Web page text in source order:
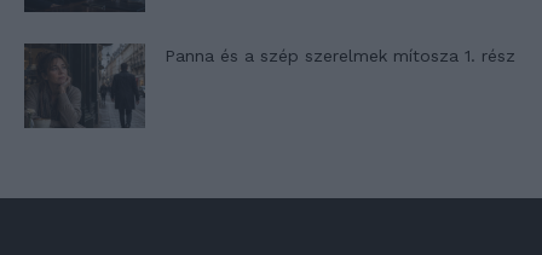
Panna és a szép szerelmek mítosza 1. rész